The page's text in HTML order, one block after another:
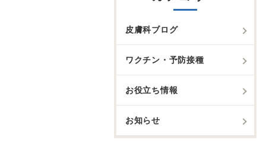
皮膚科ブログ
ワクチン・予防接種
お役立ち情報
お知らせ